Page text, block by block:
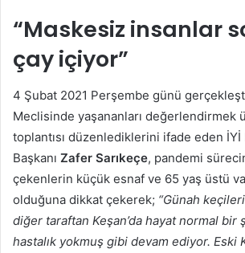
“Maskesiz insanlar
çay içiyor”
4 Şubat 2021 Perşembe günü
Meclisinde yaşananları değerlendirmek
toplantısı düzenlediklerini ifade eden
Başkanı Zafer Sarıkeçe, pandemi
çekenlerin küçük esnaf ve 65 yaş üstü
olduğuna dikkat çekerek; “Günah
diğer taraftan Keşan’da hayat normal bir
hastalık yokmuş gibi devam ediyor. Eski